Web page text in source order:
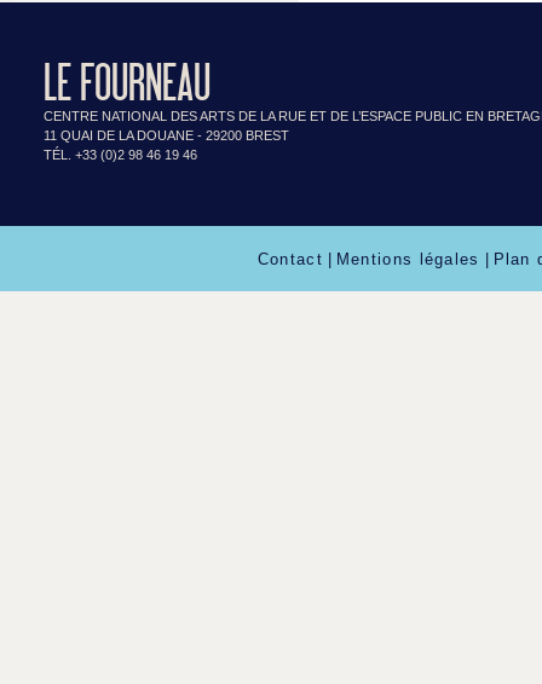
LE FOURNEAU
CENTRE NATIONAL DES ARTS DE LA RUE ET DE L’ESPACE PUBLIC EN
11 QUAI DE LA DOUANE - 29200 BREST
TÉL. +33 (0)2 98 46 19 46
Contact Mentions légales Plan